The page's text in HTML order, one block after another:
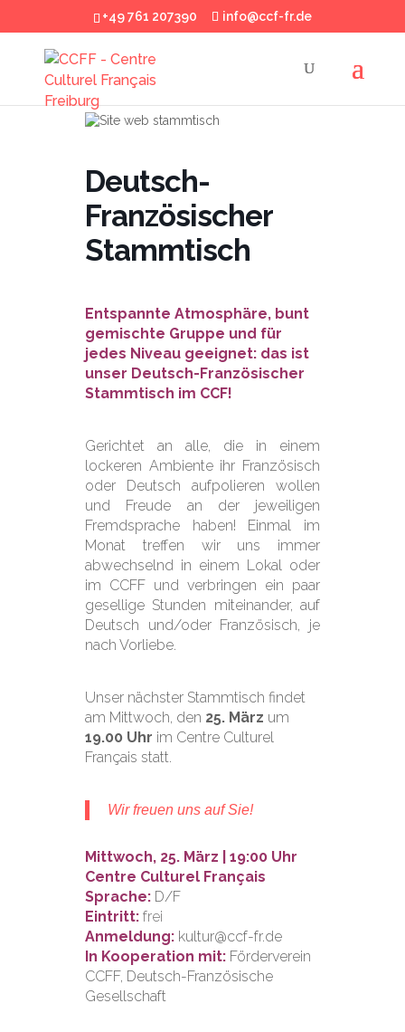
+49 761 207390 info@ccf-fr.de
Deutsch-
Französischer
Stammtisch
Entspannte Atmosphäre, bunt
gemischte Gruppe und für
jedes Niveau geeignet: das ist
unser Deutsch-Französischer
Stammtisch im CCF!
Gerichtet an alle, die in einem
lockeren Ambiente ihr Französisch
oder Deutsch aufpolieren wollen
und Freude an der jeweiligen
Fremdsprache haben! Einmal im
Monat treffen wir uns immer
abwechselnd in einem Lokal oder
im CCFF und verbringen ein paar
gesellige Stunden miteinander, auf
Deutsch und/oder Französisch, je
nach Vorliebe.
Unser nächster Stammtisch findet
am Mittwoch, den 25. März um
19.00 Uhr im Centre Culturel
Français statt.
Wir freuen uns auf Sie!
Mittwoch, 25. März | 19:00 Uhr
Centre Culturel Français
Sprache: D/F
Eintritt: frei
Anmeldung: kultur@ccf-fr.de
In Kooperation mit: Förderverein
CCFF, Deutsch-Französische
Gesellschaft